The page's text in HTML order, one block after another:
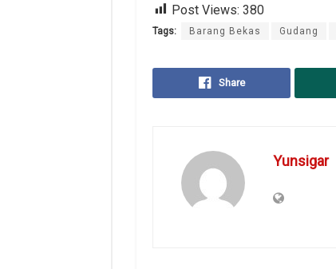
Post Views: 380
Tags: Barang Bekas Gudang
Share
Yunsigar